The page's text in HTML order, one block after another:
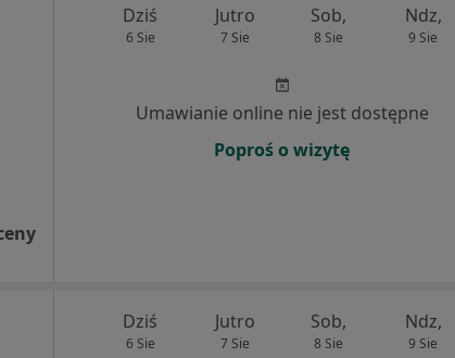
Dziś
6 Sie
Jutro
7 Sie
Sob,
8 Sie
Ndz,
9 Sie
Umawianie online nie jest dostępne
Poproś o wizytę
Dziś
6 Sie
Jutro
7 Sie
Sob,
8 Sie
Ndz,
9 Sie